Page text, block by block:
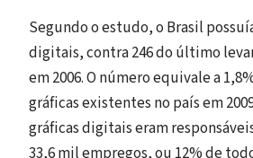
Segundo o estudo, o Brasil
digitais, contra 246 do último
em 2006. O número equivale a
gráficas existentes no país em
gráficas digitais eram
33,6 mil empregos, ou 12% de